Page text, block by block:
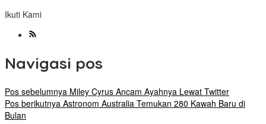
Ikuti Kami
Navigasi pos
Pos sebelumnya Miley Cyrus Ancam Ayahnya Lewat Twitter
Pos berikutnya Astronom Australia Temukan 280 Kawah Baru di
Bulan